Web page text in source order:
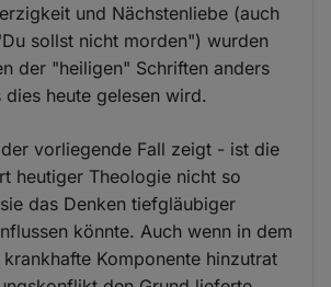
und Nächstenliebe (auch
sollst nicht morden") wurden
der "heiligen" Schriften anders
heute gelesen wird.
vorliegende Fall zeigt - ist die
heutiger Theologie nicht so
das Denken tiefgläubiger
könnte. Auch wenn in dem
Komponente hinzutrat